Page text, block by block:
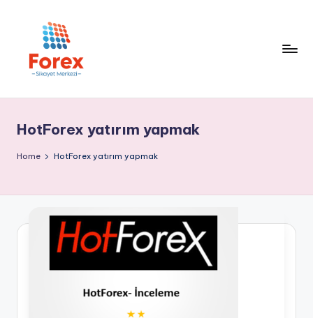
HotForex yatırım yapmak
Home HotForex yatırım yapmak